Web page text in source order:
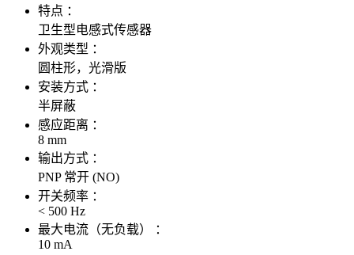
特点 ：
卫生型电感式传感器
外观类型 ：
圆柱形，光滑版
安装方式 ：
半屏蔽
感应距离 ：
8 mm
输出方式 ：
PNP 常开 (NO)
开关频率 ：
< 500 Hz
最大电流（无负载） ：
10 mA